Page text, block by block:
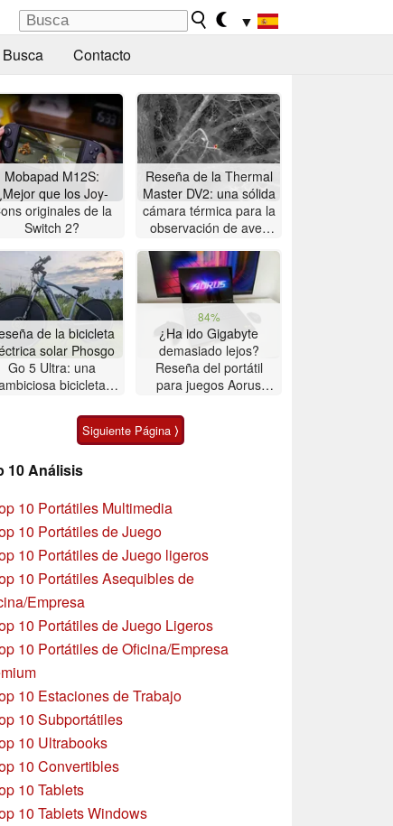
▼
Busca Contacto
Mobapad M12S:
que los Joy-
originales de la
Switch 2?
Reseña de la Thermal
Master DV2: una sólida
cámara térmica para la
observación de aves
pulgadas
de la bicicleta
solar Phosgo
Go 5 Ultra: una
bicicleta
peculiaridades
84%
¿Ha ido Gigabyte
demasiado lejos?
Reseña del portátil
para juegos Aorus
Siguiente Página ⟩
10 Análisis
10 Portátiles Multimedia
10 Portátiles de Juego
10 Portátiles de Juego ligeros
10 Portátiles Asequibles de
Empresa
10 Portátiles de Juego Ligeros
10 Portátiles de Oficina/Empresa
10 Estaciones de Trabajo
10 Subportátiles
10 Ultrabooks
10 Convertibles
10 Tablets
10 Tablets Windows